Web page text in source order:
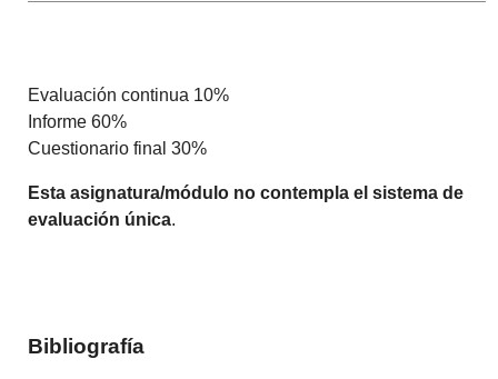
Evaluación continua 10%
Informe 60%
Cuestionario final 30%
Esta asignatura/módulo no contempla el sistema de
evaluación única.
Bibliografía